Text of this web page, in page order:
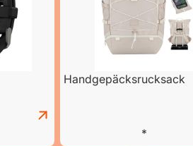
Handgepäcksrucksack